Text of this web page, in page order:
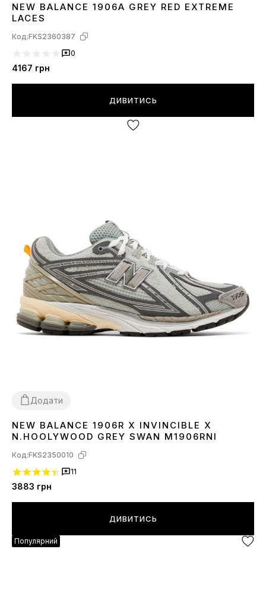
3637 3839404142 4344 45
NEW BALANCE 1906A GREY RED EXTREME
LACES
Код:FKS2360387
0
4167 грн
ДИВИТИСЬ
Додати
3738 3940414244 45
NEW BALANCE 1906R X INVINCIBLE X
N.HOOLYWOOD GREY SWAN M1906RNI
Код:FKS2350010
11
3883 грн
ДИВИТИСЬ
Популярний